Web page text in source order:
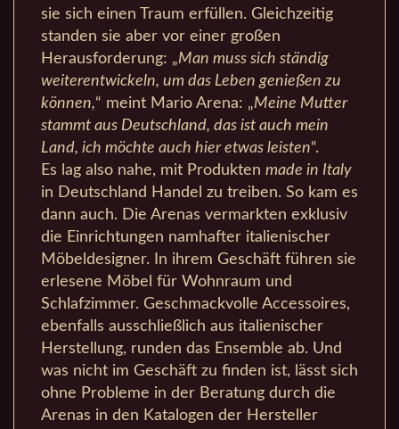
sie sich einen Traum erfüllen. Gleichzeitig
standen sie aber vor einer großen
Herausforderung: „Man muss sich ständig
weiterentwickeln, um das Leben genießen zu
können,“ meint Mario Arena: „Meine Mutter
stammt aus Deutschland, das ist auch mein
Land, ich möchte auch hier etwas leisten“.
Es lag also nahe, mit Produkten made in Italy
in Deutschland Handel zu treiben. So kam es
dann auch. Die Arenas vermarkten exklusiv
die Einrichtungen namhafter italienischer
Möbeldesigner. In ihrem Geschäft führen sie
erlesene Möbel für Wohnraum und
Schlafzimmer. Geschmackvolle Accessoires,
ebenfalls ausschließlich aus italienischer
Herstellung, runden das Ensemble ab. Und
was nicht im Geschäft zu finden ist, lässt sich
ohne Probleme in der Beratung durch die
Arenas in den Katalogen der Hersteller